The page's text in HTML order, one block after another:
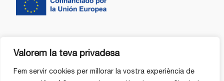
Valorem la teva privadesa
Fem servir cookies per millorar la vostra experiència de